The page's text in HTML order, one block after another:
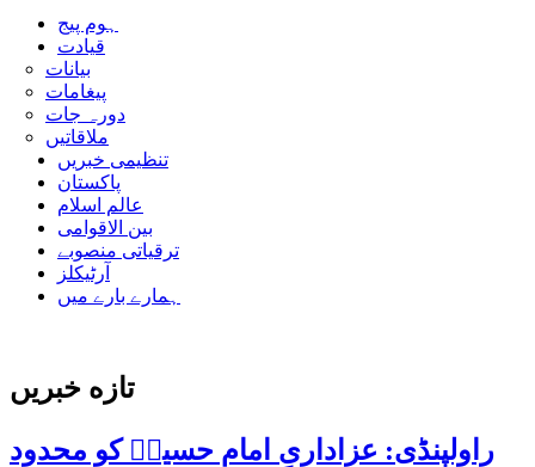
ہوم پیج
قیادت
بیانات
پیغامات
دورہ جات
ملاقاتیں
تنظیمی خبریں
پاکستان
عالم اسلام
بین الاقوامی
ترقیاتی منصوبے
آرٹیکلز
ہمارے بارے میں
تازه خبریں
راولپنڈی: عزاداریِ امام حسینؑ کو محدود